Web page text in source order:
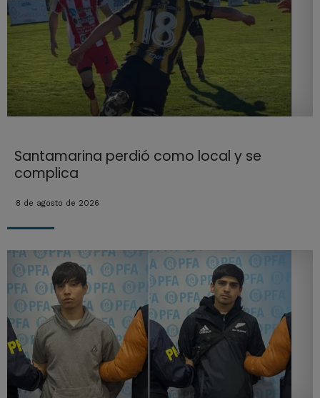
Santamarina perdió como local y se
complica
8 de agosto de 2026